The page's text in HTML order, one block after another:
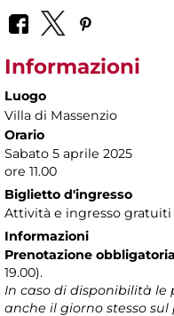
Informazioni
Luogo
Villa di Massenzio
Orario
Sabato 5 aprile 2025
ore 11.00
Biglietto d'ingresso
Attività e ingresso
Informazioni
Prenotazione obbligatoria
19.00).
In caso di disponibilità le
anche il giorno stesso sul